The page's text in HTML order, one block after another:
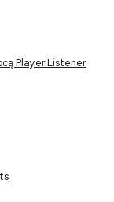
Player.Listener